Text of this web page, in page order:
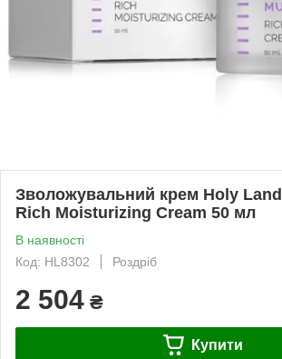
Зволожувальний крем Holy
Rich Moisturizing Cream 50 мл
В наявності
Код: HL8302
Роздріб
2 504 ₴
Купити